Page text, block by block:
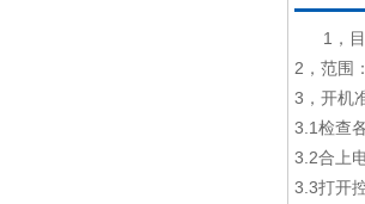
1，
2，范围
3，开机
3.1检查
3.2合上
3.3打开